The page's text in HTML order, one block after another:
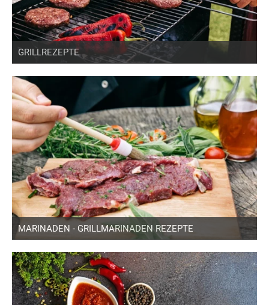
GRILLREZEPTE
MARINADEN - GRILLMARINADEN REZEPTE